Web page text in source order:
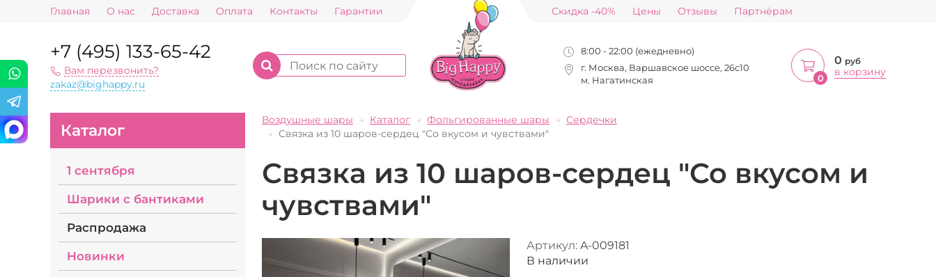
Главная О нас Доставка Оплата Контакты Гарантии Скидка -40% Цены Отзывы Партнёрам
+7 (495) 133-65-42
Вам перезвонить?
zakaz@bighappy.ru
8:00 - 22:00 (ежедневно)
г. Москва, Варшавское шоссе, 26с10
м. Нагатинская
0
0 руб
в корзину
Каталог
1 сентября
Шарики с бантиками
Распродажа
Новинки
Воздушные шары Каталог Фольгированные шары
Сердечки
Связка из 10 шаров-сердец "Со вкусом и чувствами"
Связка из 10 шаров-сердец "Со вкусом и
чувствами"
Артикул: A-009181
В наличии